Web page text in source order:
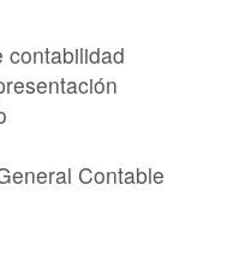
contabilidad
Contable